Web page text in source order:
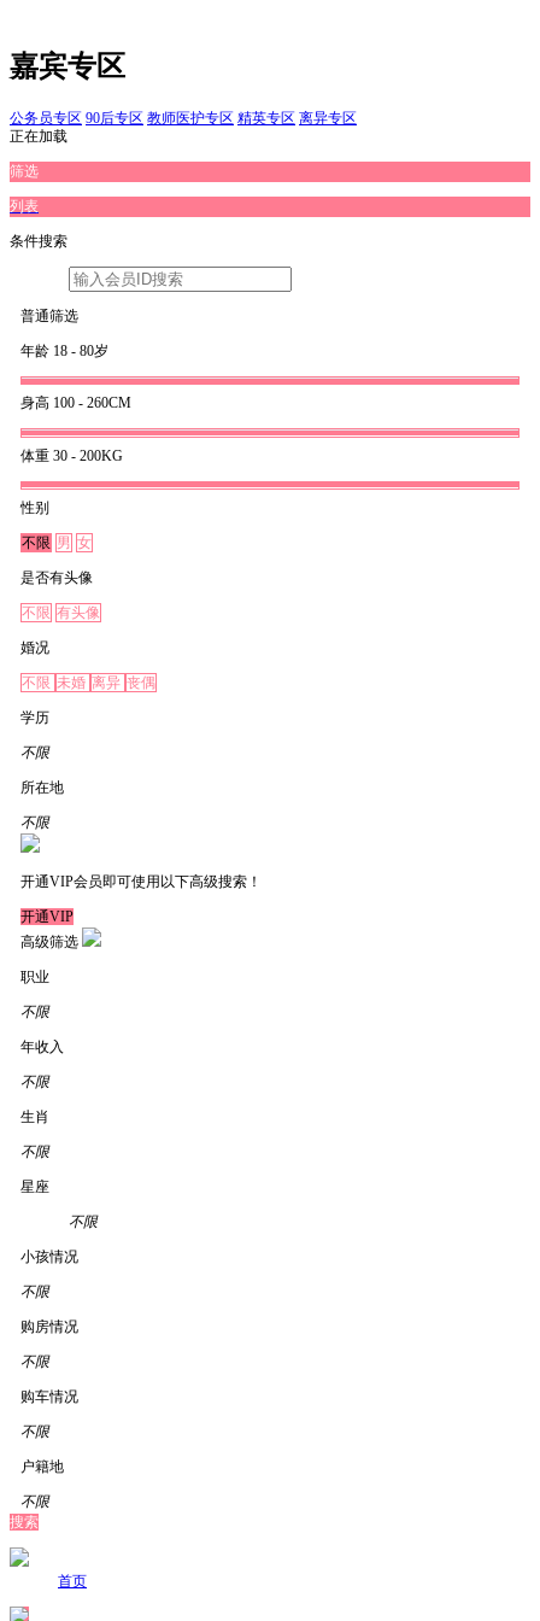
嘉宾专区
公务员专区 90后专区 教师医护专区 精英专区 离异专区
正在加载
筛选
列表
条件搜索
普通筛选
年龄 18 - 80岁
身高 100 - 260CM
体重 30 - 200KG
性别
不限 男 女
是否有头像
不限 有头像
婚况
不限 未婚 离异 丧偶
学历
不限
所在地
不限
开通VIP会员即可使用以下高级搜索！
开通VIP
高级筛选
职业
不限
年收入
不限
生肖
不限
星座
不限
小孩情况
不限
购房情况
不限
购车情况
不限
户籍地
不限
搜索
首页